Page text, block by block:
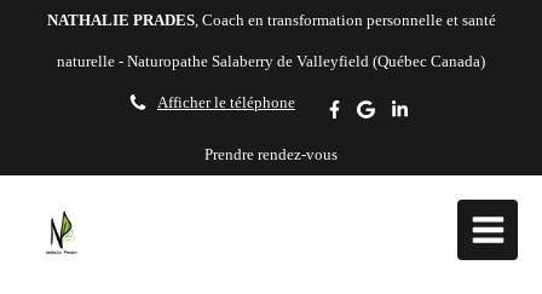
NATHALIE PRADES, Coach en transformation personnelle et santé
naturelle - Naturopathe Salaberry de Valleyfield (Québec Canada)
Afficher le téléphone
Prendre rendez-vous